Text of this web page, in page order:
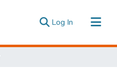
Log In (current)